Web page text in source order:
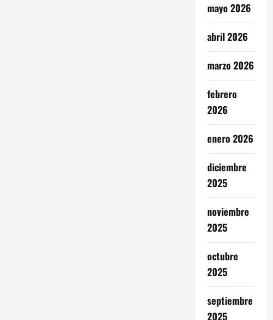
mayo 2026
abril 2026
marzo 2026
febrero
2026
enero 2026
diciembre
2025
noviembre
2025
octubre
2025
septiembre
2025